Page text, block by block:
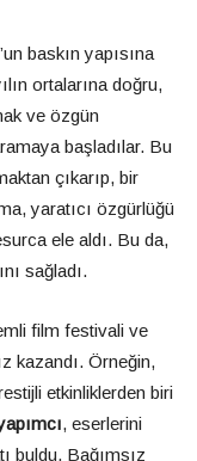
baskın yapısına
ortalarına doğru,
ve özgün
başladılar. Bu
çıkarıp, bir
yaratıcı özgürlüğü
ele aldı. Bu da,
sağladı.
film festivali ve
kazandı. Örneğin,
etkinliklerden biri
, eserlerini
buldu. Bağımsız